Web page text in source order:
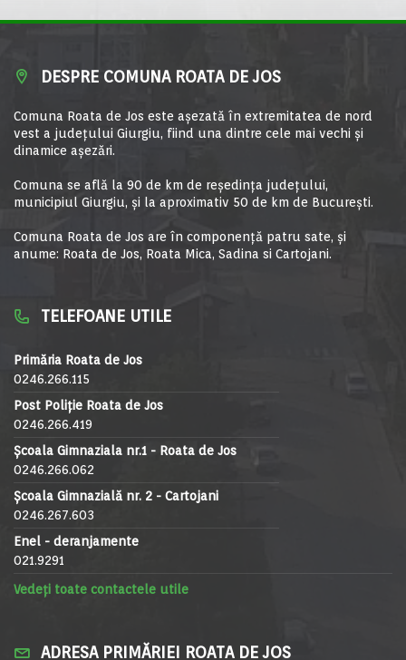
DESPRE COMUNA ROATA DE JOS
Comuna Roata de Jos este aşezată în extremitatea de nord
vest a judeţului Giurgiu, fiind una dintre cele mai vechi şi
dinamice aşezări.
Comuna se află la 90 de km de reşedinţa judeţului,
municipiul Giurgiu, şi la aproximativ 50 de km de Bucureşti.
Comuna Roata de Jos are în componență patru sate, și
anume: Roata de Jos, Roata Mica, Sadina si Cartojani.
TELEFOANE UTILE
Primăria Roata de Jos
0246.266.115
Post Poliție Roata de Jos
0246.266.419
Școala Gimnaziala nr.1 - Roata de Jos
0246.266.062
Școala Gimnazială nr. 2 - Cartojani
0246.267.603
Enel - deranjamente
021.9291
Vedeți toate contactele utile
ADRESA PRIMĂRIEI ROATA DE JOS